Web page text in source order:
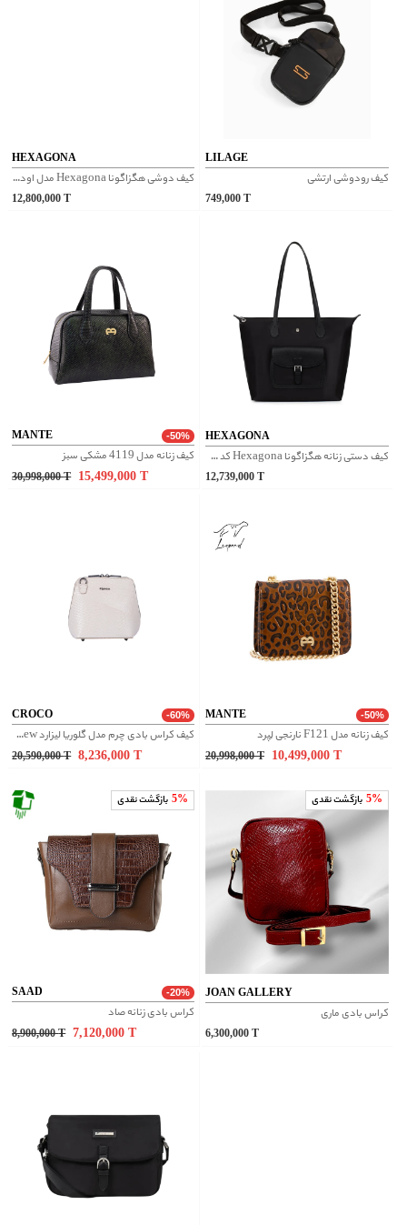
HEXAGONA
کیف دوشی هگزاگونا Hexagona مدل اودیسه کد 489935
12,800,000
LILAGE
کیف رودوشی ارتشی
749,000
MANTE -50%
کیف زنانه مدل 4119 مشکی سبز
30,998,000 T 15,499,000
HEXAGONA
کیف دستی زنانه هگزاگونا Hexagona کد 1720181
12,739,000
CROCO -60%
کیف کراس بادی چرم مدل گلوریا لیزارد new - کرم
20,590,000 T 8,236,000
MANTE -50%
کیف زنانه مدل F121 نارنجی لِپرد
20,998,000 T 10,499,000
5% بازگشت نقدی
SAAD -20%
کراس بادی زنانه صاد
8,900,000 T 7,120,000
5% بازگشت نقدی
JOAN GALLERY
کراس بادی ماری
6,300,000